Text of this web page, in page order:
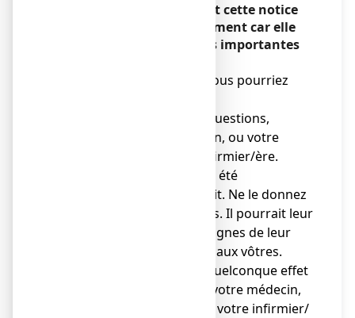
Veuillez lire attentivement cette notice
avant d’utiliser ce médicament car elle
contient des informations importantes
● Gardez cette notice. Vous pourriez
● Si vous avez d’autres questions,
interrogez votre médecin, ou votre
pharmacien ou votre infirmier/ère.
● Ce médicament vous a été
personnellement prescrit. Ne le donnez
pas à d’autres personnes. Il pourrait leur
être nocif, même si les signes de leur
maladie sont identiques aux vôtres.
● Si vous ressentez un quelconque effet
indésirable, parlez-en à votre médecin,
ou votre pharmacien ou votre infirmier/